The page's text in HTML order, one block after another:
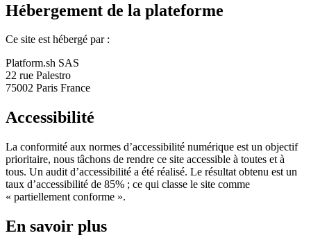
Hébergement de la plateforme
Ce site est hébergé par :
Platform.sh SAS
22 rue Palestro
75002 Paris France
Accessibilité
La conformité aux normes d’accessibilité numérique est un objectif
prioritaire, nous tâchons de rendre ce site accessible à toutes et à
tous. Un audit d’accessibilité a été réalisé. Le résultat obtenu est un
taux d’accessibilité de 85% ; ce qui classe le site comme
« partiellement conforme ».
En savoir plus